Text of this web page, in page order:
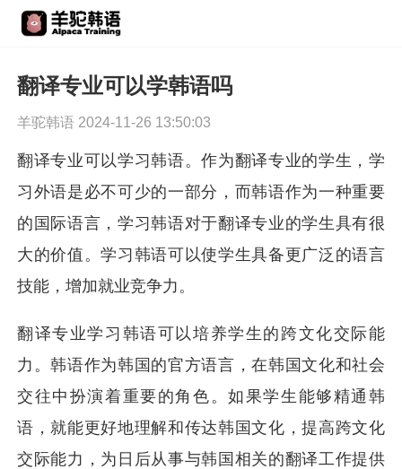
翻译专业可以学韩语吗
羊驼韩语 2024-11-26 13:50:03
翻译专业可以学习韩语。作为翻译专业的学生，学
习外语是必不可少的一部分，而韩语作为一种重要
的国际语言，学习韩语对于翻译专业的学生具有很
大的价值。学习韩语可以使学生具备更广泛的语言
技能，增加就业竞争力。
翻译专业学习韩语可以培养学生的跨文化交际能
力。韩语作为韩国的官方语言，在韩国文化和社会
交往中扮演着重要的角色。如果学生能够精通韩
语，就能更好地理解和传达韩国文化，提高跨文化
交际能力，为日后从事与韩国相关的翻译工作提供